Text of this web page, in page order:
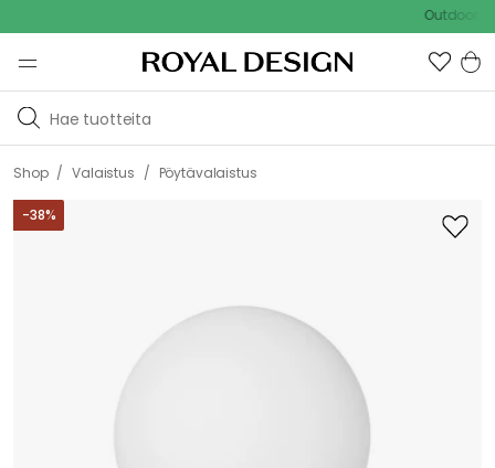
Outdoor Sale
Shop / Valaistus / Pöytävalaistus
-38%